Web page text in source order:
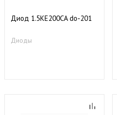
Диод 1.5KE200CA do-201
Диоды